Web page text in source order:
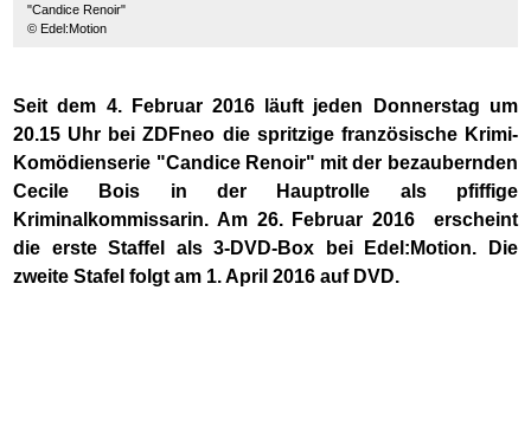
"Candice Renoir"
© Edel:Motion
Seit dem 4. Februar 2016 läuft jeden Donnerstag um
20.15 Uhr bei ZDFneo die spritzige französische Krimi-
Komödienserie "Candice Renoir" mit der bezaubernden
Cecile Bois in der Hauptrolle als pfiffige
Kriminalkommissarin. Am 26. Februar 2016 erscheint
die erste Staffel als 3-DVD-Box bei Edel:Motion. Die
zweite Stafel folgt am 1. April 2016 auf DVD.